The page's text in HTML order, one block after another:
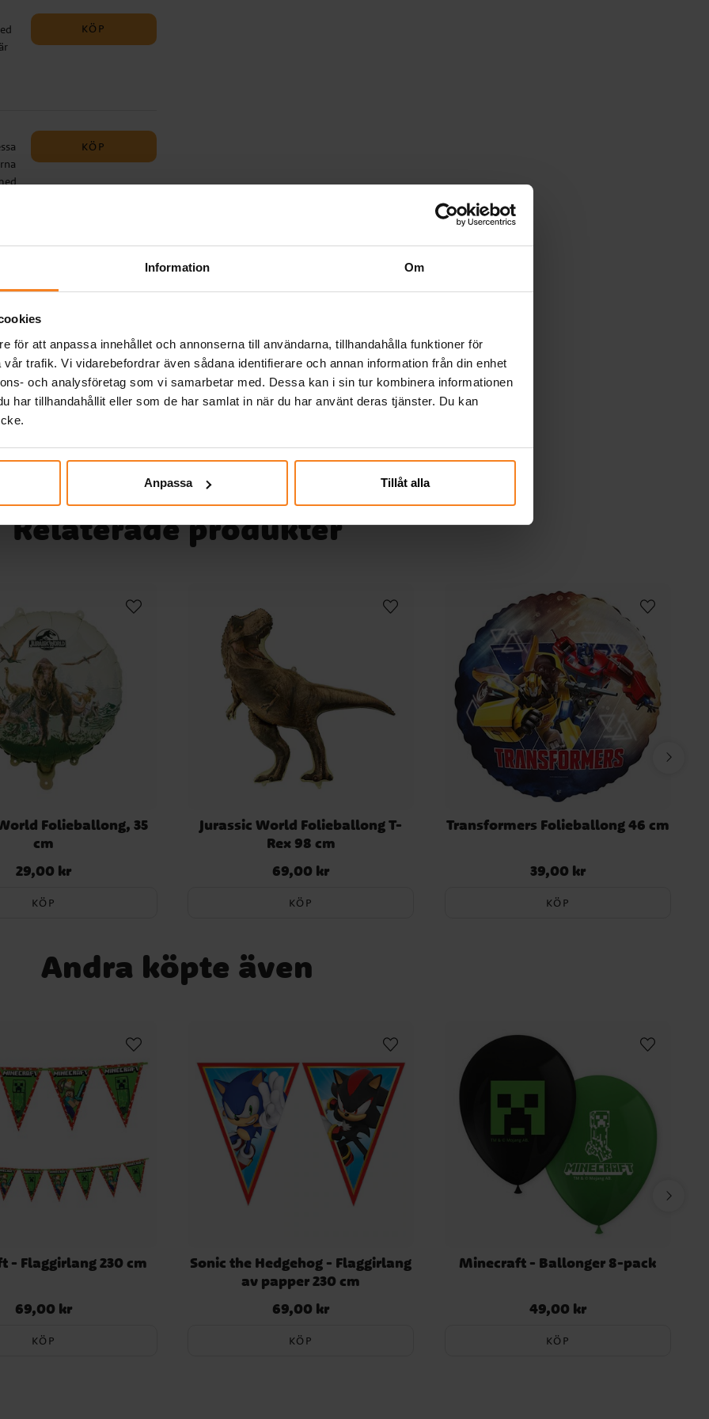
Information Om
för att anpassa innehållet och annonserna till användarna, tillhandahålla funktioner för
trafik. Vi vidarebefordrar även sådana identifierare och annan information från din enhet
och analysföretag som vi samarbetar med. Dessa kan i sin tur kombinera informationen
har tillhandahållit eller som de har samlat in när du har använt deras tjänster. Du kan
Anpassa Tillåt alla
KÖP
KÖP
ö
KÖP
Relaterade produkter
Folieballong, 35
cm
Pris:29,00 kr
29,00 kr
KÖP
Jurassic World Folieballong T-
Rex 98 cm
Pris:69,00 kr
69,00 kr
KÖP
Transformers Folieballong 46 cm
Pris:39,00 kr
39,00 kr
KÖP
Andra köpte även
- Flaggirlang 230 cm
Pris: 69,00 kr
69,00 kr
KÖP
Sonic the Hedgehog - Flaggirlang
av papper 230 cm
Pris: 69,00 kr
69,00 kr
KÖP
Minecraft - Ballonger 8-pack
Pris: 49,00 kr
49,00 kr
KÖP